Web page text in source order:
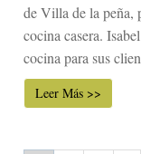
de Villa de la peña,
cocina casera.
cocina para sus
Leer Más >>